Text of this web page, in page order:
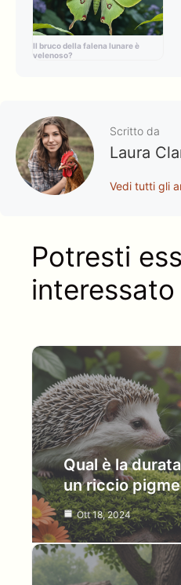
Il bruco della falena lunare è
velenoso?
Scritto da
Laura
Vedi tutti gli
Potresti
interessato
Qual è la
un riccio
Ott 18, 2024